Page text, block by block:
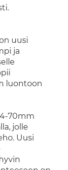
uusi
ja
luontoon
70mm
jolle
Uusi